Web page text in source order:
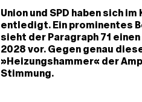
Union und SPD haben sich
entledigt. Ein prominentes
sieht der Paragraph 71
2028 vor. Gegen genau
»Heizungshammer« der
Stimmung.